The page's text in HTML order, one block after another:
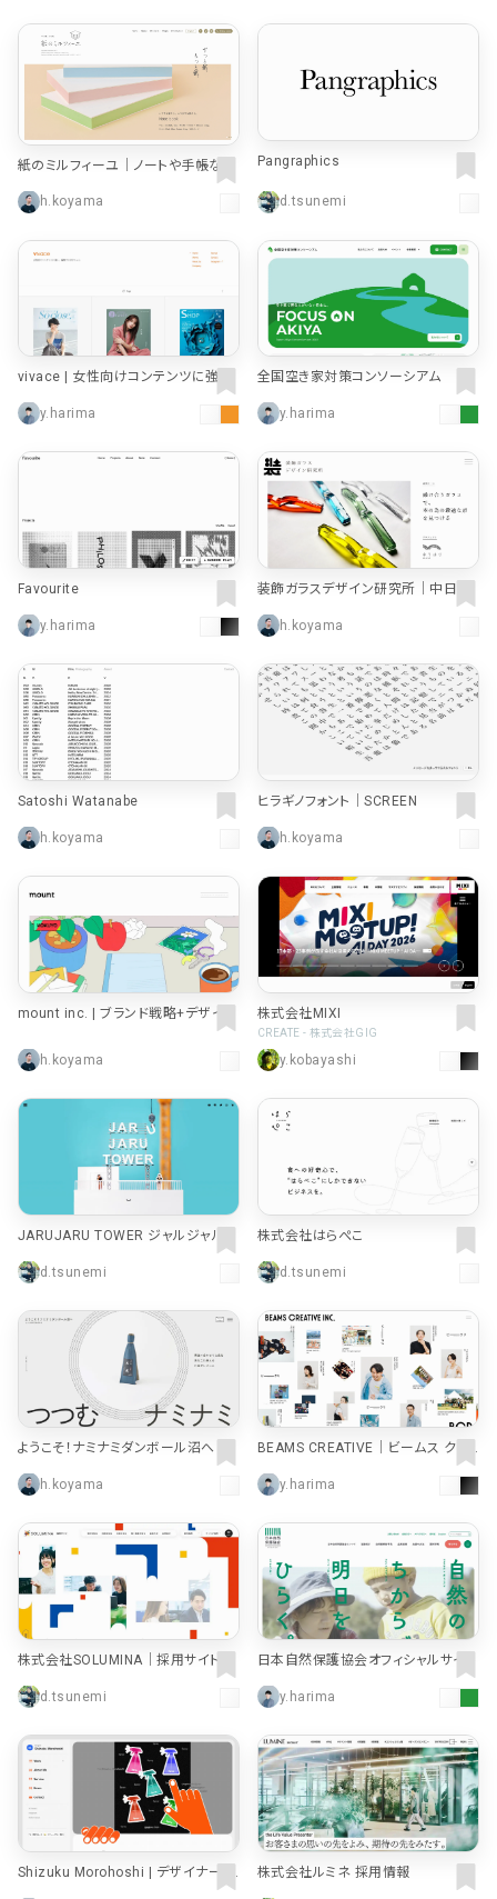
紙のミルフィーユ｜ノートや手帳など
を中心としたデザイン文具・雑貨ブラ
ンドh.koyama
Pangraphics
d.tsunemi
vivace | 女性向けコンテンツに強い、
y.harima
全国空き家対策コンソーシアム
y.harima
Favourite
y.harima
装飾ガラスデザイン研究所｜中日ス
h.koyama
Satoshi Watanabe
h.koyama
ヒラギノフォント｜SCREEN
h.koyama
mount inc. | ブランド戦略+デザイン
h.koyama
株式会社MIXI
CREATE - 株式会社GIG
y.kobayashi
JARUJARU TOWER ジャルジャルタ
d.tsunemi
株式会社はらぺこ
d.tsunemi
ようこそ！ナミナミダンボール沼へ by
h.koyama
BEAMS CREATIVE｜ビームス クリ
y.harima
株式会社SOLUMINA｜採用サイト
d.tsunemi
日本自然保護協会オフィシャルサイト
y.harima
Shizuku Morohoshi | デザイナー・
株式会社ルミネ 採用情報